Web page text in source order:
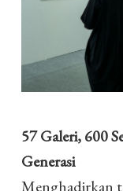
57 Galeri, 600
Generasi
Menghadirkan